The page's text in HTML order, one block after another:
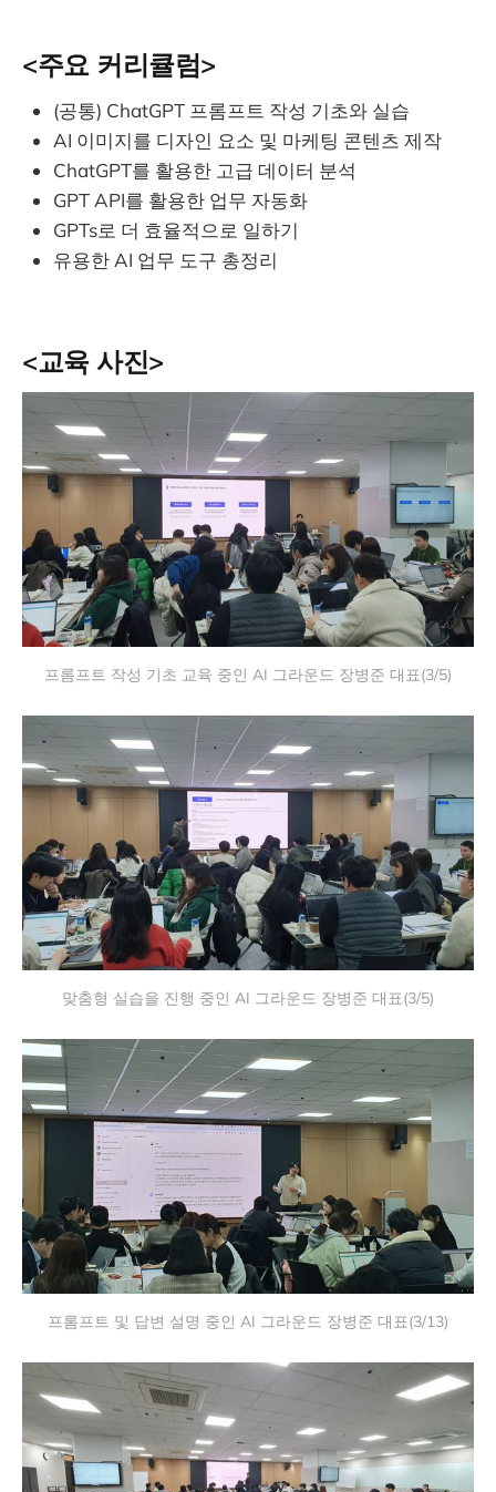
<주요 커리큘럼>
(공통) ChatGPT 프롬프트 작성 기초와 실습
AI 이미지를 디자인 요소 및 마케팅 콘텐츠 제작
ChatGPT를 활용한 고급 데이터 분석
GPT API를 활용한 업무 자동화
GPTs로 더 효율적으로 일하기
유용한 AI 업무 도구 총정리
<교육 사진>
프롬프트 작성 기초 교육 중인 AI 그라운드 장병준 대표(3/5)
맞춤형 실습을 진행 중인 AI 그라운드 장병준 대표(3/5)
프롬프트 및 답변 설명 중인 AI 그라운드 장병준 대표(3/13)